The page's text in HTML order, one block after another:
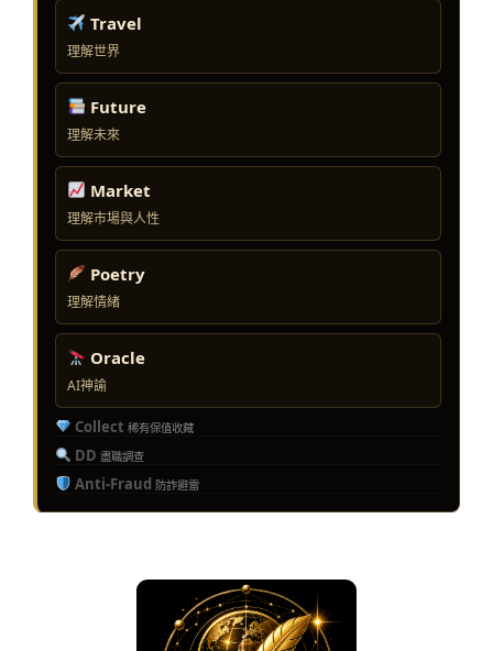
Travel
理解世界
Future
理解未來
Market
理解市場與人性
Poetry
理解情緒
Oracle
AI神諭
Collect 稀有保值收藏
DD 盡職調查
Anti-Fraud 防詐避雷